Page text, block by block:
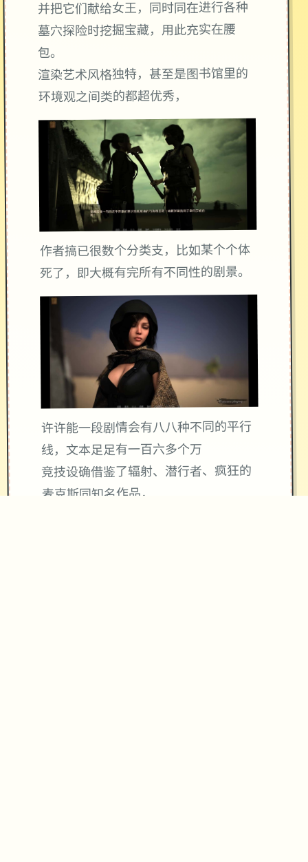
并把它们献给女王，同时同在进行各种
墓穴探险时挖掘宝藏，用此充实在腰
包。
渲染艺术风格独特，甚至是图书馆里的
环境观之间类的都超优秀，
作者搞已很数个分类支，比如某个个体
死了，即大概有完所有不同性的剧景。
许许能一段剧情会有八八种不同的平行
线，文本足足有一百六多个万
竞技设确借鉴了辐射、潜行者、疯狂的
麦克斯同知名作品，